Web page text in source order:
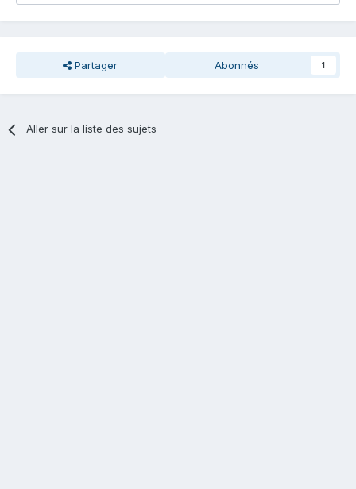
Partager Abonnés 1
Aller sur la liste des sujets